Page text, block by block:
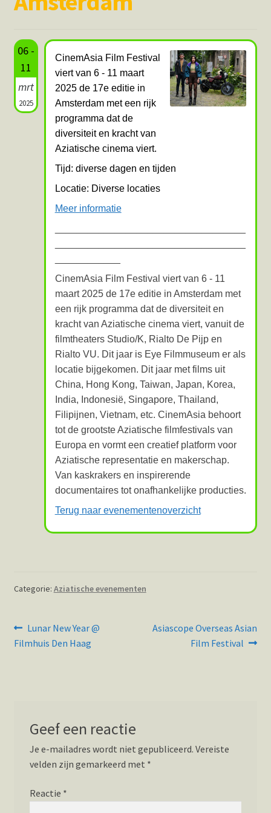
UIT-agenda
06 -
11
mrt
2025
CinemAsia Film Festival
viert van 6 - 11 maart
2025 de 17e editie in
Amsterdam met een rijk
programma dat de
diversiteit en kracht van
Aziatische cinema viert.
Tijd: diverse dagen en tijden
Locatie: Diverse locaties
Meer informatie
CinemAsia Film Festival viert van 6 - 11
maart 2025 de 17e editie in Amsterdam met
een rijk programma dat de diversiteit en
kracht van Aziatische cinema viert, vanuit de
filmtheaters Studio/K, Rialto De Pijp en
Rialto VU. Dit jaar is Eye Filmmuseum er als
locatie bijgekomen. Dit jaar met films uit
China, Hong Kong, Taiwan, Japan, Korea,
India, Indonesië, Singapore, Thailand,
Filipijnen, Vietnam, etc. CinemAsia behoort
tot de grootste Aziatische filmfestivals van
Europa en vormt een creatief platform voor
Aziatische representatie en makerschap.
Van kaskrakers en inspirerende
documentaires tot onafhankelijke producties.
Terug naar evenementenoverzicht
Categorie: Aziatische evenementen
Bericht
navigatie
Vorig
bericht:
Lunar New Year @
Filmhuis Den Haag
Volgend
Asiascope Overseas Asian
Film Festival
Geef een reactie
Je e-mailadres wordt niet gepubliceerd. Vereiste
velden zijn gemarkeerd met *
Reactie *